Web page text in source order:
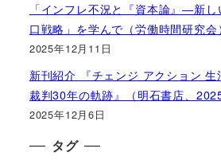
「インフレ不況と『資本論』―新
口戦略」を学んで（労働時間研究会）
2025年12月11日
新刊紹介 『チェンジ アクション
裁判30年の軌跡』（明石書店、
2025年12月6日
タグ